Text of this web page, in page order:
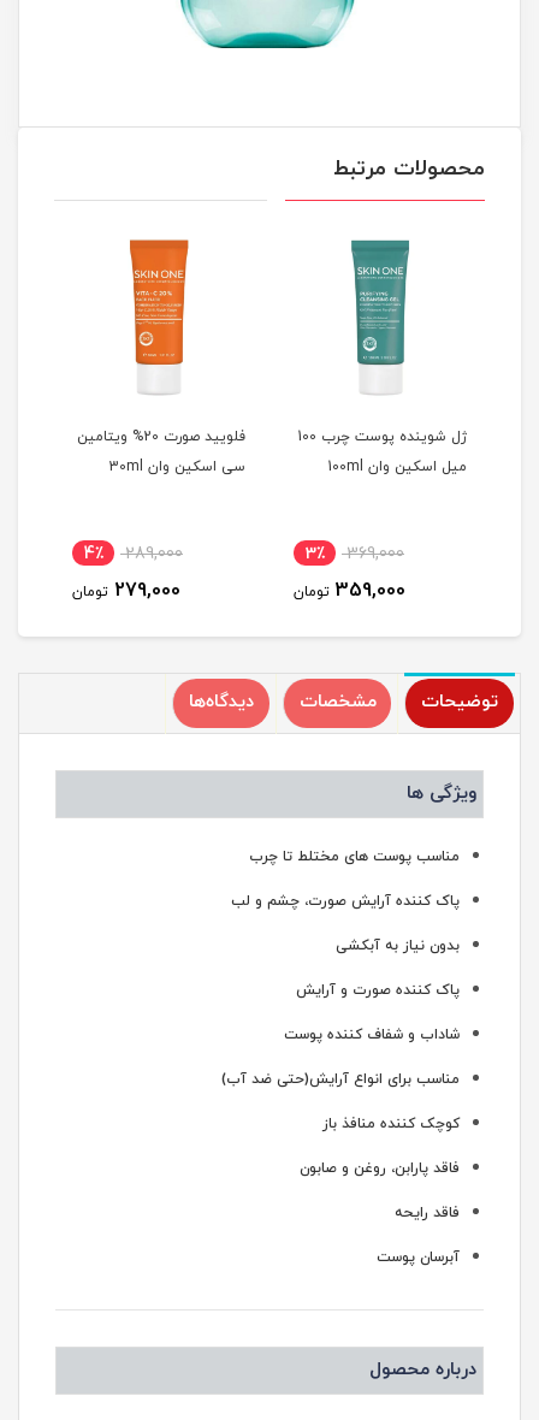
محصولات مرتبط
ژل شوینده پوست چرب 100
میل اسکین وان 100ml
369,000 3٪
359,000 تومان
فلویید صورت 20% ویتامین
سی اسکین وان 30ml
289,000 4٪
279,000 تومان
توضیحات مشخصات دیدگاه‌ها
ویژگی ها
مناسب پوست های مختلط تا چرب
پاک کننده آرایش صورت، چشم و لب
بدون نیاز به آبکشی
پاک کننده صورت و آرایش
شاداب و شفاف کننده پوست
مناسب برای انواع آرایش(حتی ضد آب)
کوچک کننده منافذ باز
فاقد پارابن، روغن و صابون
فاقد رایحه
آبرسان پوست
درباره محصول